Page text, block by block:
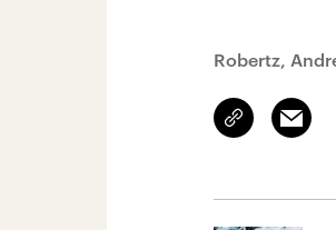
Robertz,
Link
kopieren/teilen
Email